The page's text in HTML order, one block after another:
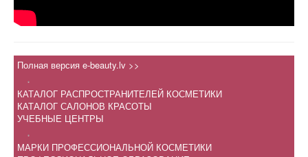
Полная версия e-beauty.lv >>
.
КАТАЛОГ РАСПРОСТРАНИТЕЛЕЙ КОСМЕТИКИ
КАТАЛОГ САЛОНОВ КРАСОТЫ
УЧЕБНЫЕ ЦЕНТРЫ
.
МАРКИ ПРОФЕССИОНАЛЬНОЙ КОСМЕТИКИ